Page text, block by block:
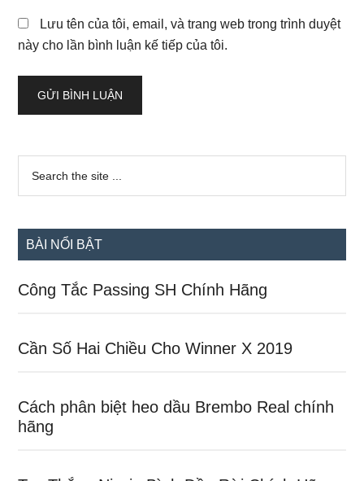
Lưu tên của tôi, email, và trang web trong trình duyệt
này cho lần bình luận kế tiếp của tôi.
Sidebar
chính
...
BÀI NỔI BẬT
Công Tắc Passing SH Chính Hãng
Cần Số Hai Chiều Cho Winner X 2019
Cách phân biệt heo dầu Brembo Real chính
hãng